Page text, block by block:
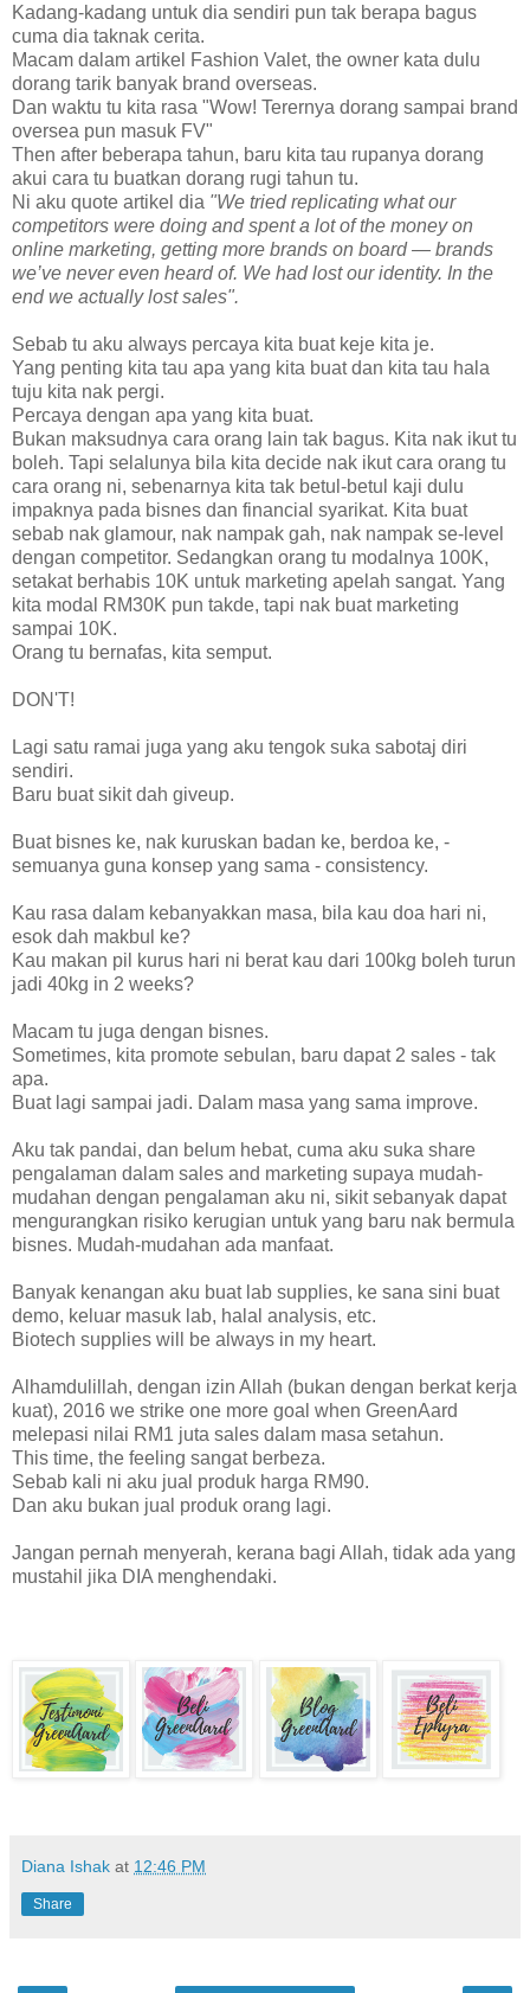
Kadang-kadang untuk dia sendiri pun tak berapa bagus
cuma dia taknak cerita.
Macam dalam artikel Fashion Valet, the owner kata dulu
dorang tarik banyak brand overseas.
Dan waktu tu kita rasa "Wow! Terernya dorang sampai brand
oversea pun masuk FV"
Then after beberapa tahun, baru kita tau rupanya dorang
akui cara tu buatkan dorang rugi tahun tu.
Ni aku quote artikel dia "We tried replicating what our
competitors were doing and spent a lot of the money on
online marketing, getting more brands on board — brands
we’ve never even heard of. We had lost our identity. In the
end we actually lost sales".
Sebab tu aku always percaya kita buat keje kita je.
Yang penting kita tau apa yang kita buat dan kita tau hala
tuju kita nak pergi.
Percaya dengan apa yang kita buat.
Bukan maksudnya cara orang lain tak bagus. Kita nak ikut tu
boleh. Tapi selalunya bila kita decide nak ikut cara orang tu
cara orang ni, sebenarnya kita tak betul-betul kaji dulu
impaknya pada bisnes dan financial syarikat. Kita buat
sebab nak glamour, nak nampak gah, nak nampak se-level
dengan competitor. Sedangkan orang tu modalnya 100K,
setakat berhabis 10K untuk marketing apelah sangat. Yang
kita modal RM30K pun takde, tapi nak buat marketing
sampai 10K.
Orang tu bernafas, kita semput.
DON'T!
Lagi satu ramai juga yang aku tengok suka sabotaj diri
sendiri.
Baru buat sikit dah giveup.
Buat bisnes ke, nak kuruskan badan ke, berdoa ke, -
semuanya guna konsep yang sama - consistency.
Kau rasa dalam kebanyakkan masa, bila kau doa hari ni,
esok dah makbul ke?
Kau makan pil kurus hari ni berat kau dari 100kg boleh turun
jadi 40kg in 2 weeks?
Macam tu juga dengan bisnes.
Sometimes, kita promote sebulan, baru dapat 2 sales - tak
apa.
Buat lagi sampai jadi. Dalam masa yang sama improve.
Aku tak pandai, dan belum hebat, cuma aku suka share
pengalaman dalam sales and marketing supaya mudah-
mudahan dengan pengalaman aku ni, sikit sebanyak dapat
mengurangkan risiko kerugian untuk yang baru nak bermula
bisnes. Mudah-mudahan ada manfaat.
Banyak kenangan aku buat lab supplies, ke sana sini buat
demo, keluar masuk lab, halal analysis, etc.
Biotech supplies will be always in my heart.
Alhamdulillah, dengan izin Allah (bukan dengan berkat kerja
kuat), 2016 we strike one more goal when GreenAard
melepasi nilai RM1 juta sales dalam masa setahun.
This time, the feeling sangat berbeza.
Sebab kali ni aku jual produk harga RM90.
Dan aku bukan jual produk orang lagi.
Jangan pernah menyerah, kerana bagi Allah, tidak ada yang
mustahil jika DIA menghendaki.
Diana Ishak at 12:46 PM
Share